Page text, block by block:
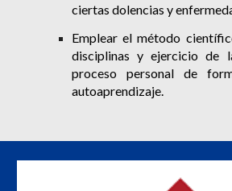
ciertas dolencias y
Emplear el método
disciplinas y ejercicio de
proceso personal de
autoaprendizaje.